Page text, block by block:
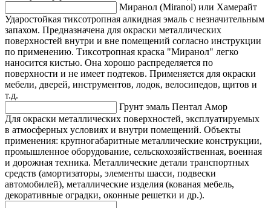
Миранол (Miranol) или Хамерайт
Ударостойкая тиксотропная алкидная эмаль с незначительным
запахом. Предназначена для окраски металлических
поверхностей внутри и вне помещений согласно инструкции
по применению. Тиксотропная краска "Миранол" легко
наносится кистью. Она хорошо распределяется по
поверхности и не имеет подтеков. Применяется для окраски
мебели, дверей, инструментов, лодок, велосипедов, щитов и
т.д.
Грунт эмаль Пентал Амор
Для окраски металлических поверхностей, эксплуатируемых
в атмосферных условиях и внутри помещений. Объекты
применения: крупногабаритные металлические конструкции,
промышленное оборудование, сельскохозяйственная, военная
и дорожная техника. Металлические детали транспортных
средств (амортизаторы, элементы шасси, подвески
автомобилей), металлические изделия (кованая мебель,
декоративные оградки, оконные решетки и др.).